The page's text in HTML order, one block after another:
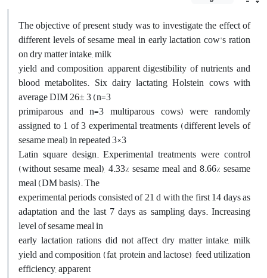
The objective of present study was to investigate the effect of
different levels of sesame meal in early lactation cow's ration
on dry matter intake, milk
yield and composition, apparent digestibility of nutrients and
blood metabolites. Six dairy lactating Holstein cows with
average DIM 26± 3 (n=3
primiparous and n=3 multiparous cows) were randomly
assigned to 1 of 3 experimental treatments (different levels of
sesame meal) in repeated 3×3
Latin square design. Experimental treatments were control
(without sesame meal), 4.33% sesame meal and 8.66% sesame
meal (DM basis). The
experimental periods consisted of 21 d with the first 14 days as
adaptation and the last 7 days as sampling days. Increasing
level of sesame meal in
early lactation rations did not affect dry matter intake, milk
yield and composition (fat, protein and lactose), feed utilization
efficiency, apparent